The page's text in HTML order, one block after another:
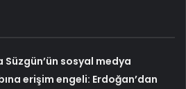
Süzgün’ün sosyal medya
erişim engeli: Erdoğan’dan